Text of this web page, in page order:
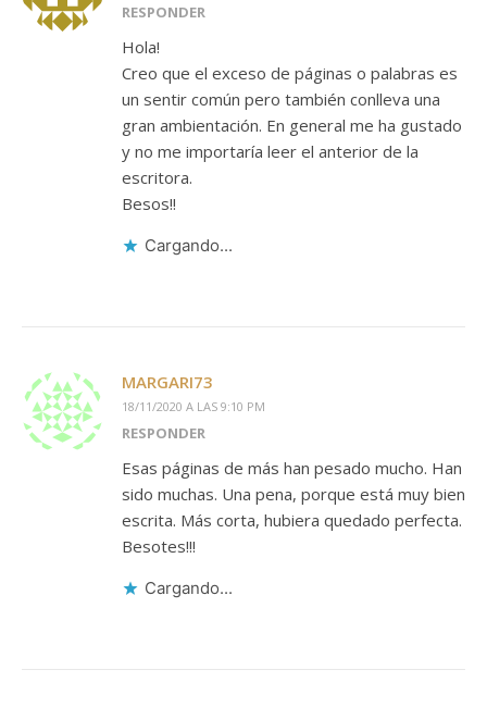
RESPONDER
Hola!
Creo que el exceso de páginas o palabras es
un sentir común pero también conlleva una
gran ambientación. En general me ha gustado
y no me importaría leer el anterior de la
escritora.
Besos!!
Cargando...
MARGARI73
18/11/2020 A LAS 9:10 PM
RESPONDER
Esas páginas de más han pesado mucho. Han
sido muchas. Una pena, porque está muy bien
escrita. Más corta, hubiera quedado perfecta.
Besotes!!!
Cargando...